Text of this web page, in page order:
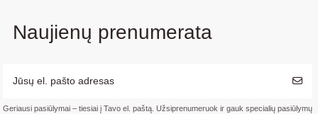
Naujienų prenumerata
Geriausi pasiūlymai – tiesiai į Tavo el. paštą. Užsiprenumeruok ir gauk specialių pasiūlymų